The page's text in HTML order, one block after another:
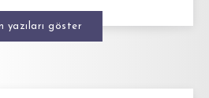
yazıları göster